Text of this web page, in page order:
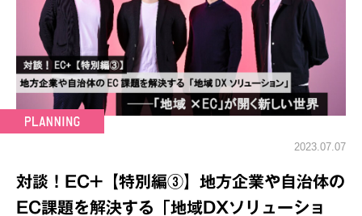
2023.07.07
対談！EC+【特別編③】地方企業や自治体の
EC課題を解決する「地域DXソリューショ